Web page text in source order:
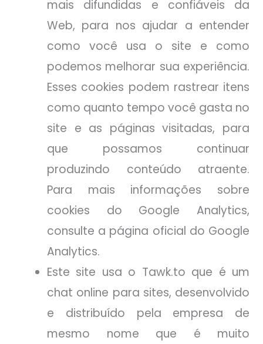
mais difundidas e confiáveis da
Web, para nos ajudar a entender
como você usa o site e como
podemos melhorar sua experiência.
Esses cookies podem rastrear itens
como quanto tempo você gasta no
site e as páginas visitadas, para
que possamos continuar
produzindo conteúdo atraente.
Para mais informações sobre
cookies do Google Analytics,
consulte a página oficial do Google
Analytics.
Este site usa o Tawk.to que é um
chat online para sites, desenvolvido
e distribuído pela empresa de
mesmo nome que é muito